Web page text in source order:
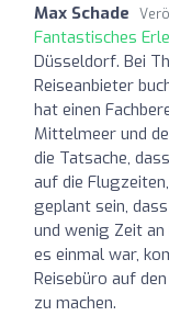
Max Schade
Fantastisches
Düsseldorf. Bei
Reiseanbieter
hat einen
Mittelmeer und
die Tatsache,
auf die
geplant sein,
und wenig Zeit
es einmal war,
Reisebüro auf
zu machen.